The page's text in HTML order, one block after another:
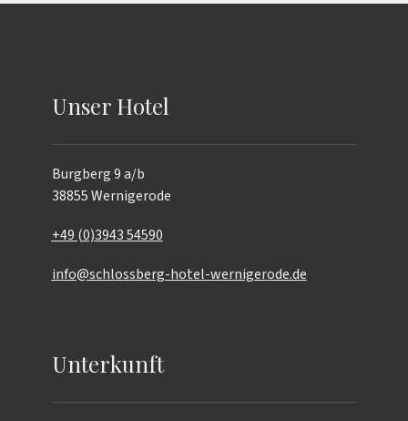
Unser Hotel
Burgberg 9 a/b
38855 Wernigerode
+49 (0)3943 54590
info@schlossberg-hotel-wernigerode.de
Unterkunft